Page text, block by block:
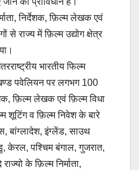
निर्देशक, फ़िल्म लेखक एवं
से राज्य में फ़िल्म उद्योग क्षेत्र
भारतीय फिल्म
पवेलियन पर लगभग 100
फ़िल्म लेखक एवं फ़िल्म विधा
शूटिंग व फ़िल्म निवेश के बारे
बांग्लादेश, इंग्लेंड, साउथ
केरल, पश्चिम बंगाल, गुजरात,
के फ़िल्म निर्माता,